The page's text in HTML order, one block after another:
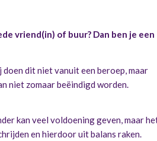
vriend(in) of buur? Dan ben je een
dit niet vanuit een beroep, maar
niet zomaar beëindigd worden.
kan veel voldoening geven, maar
en hierdoor uit balans raken.